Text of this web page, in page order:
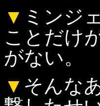
▼ ミンジ
ことだけ
がない。
▼ そんな